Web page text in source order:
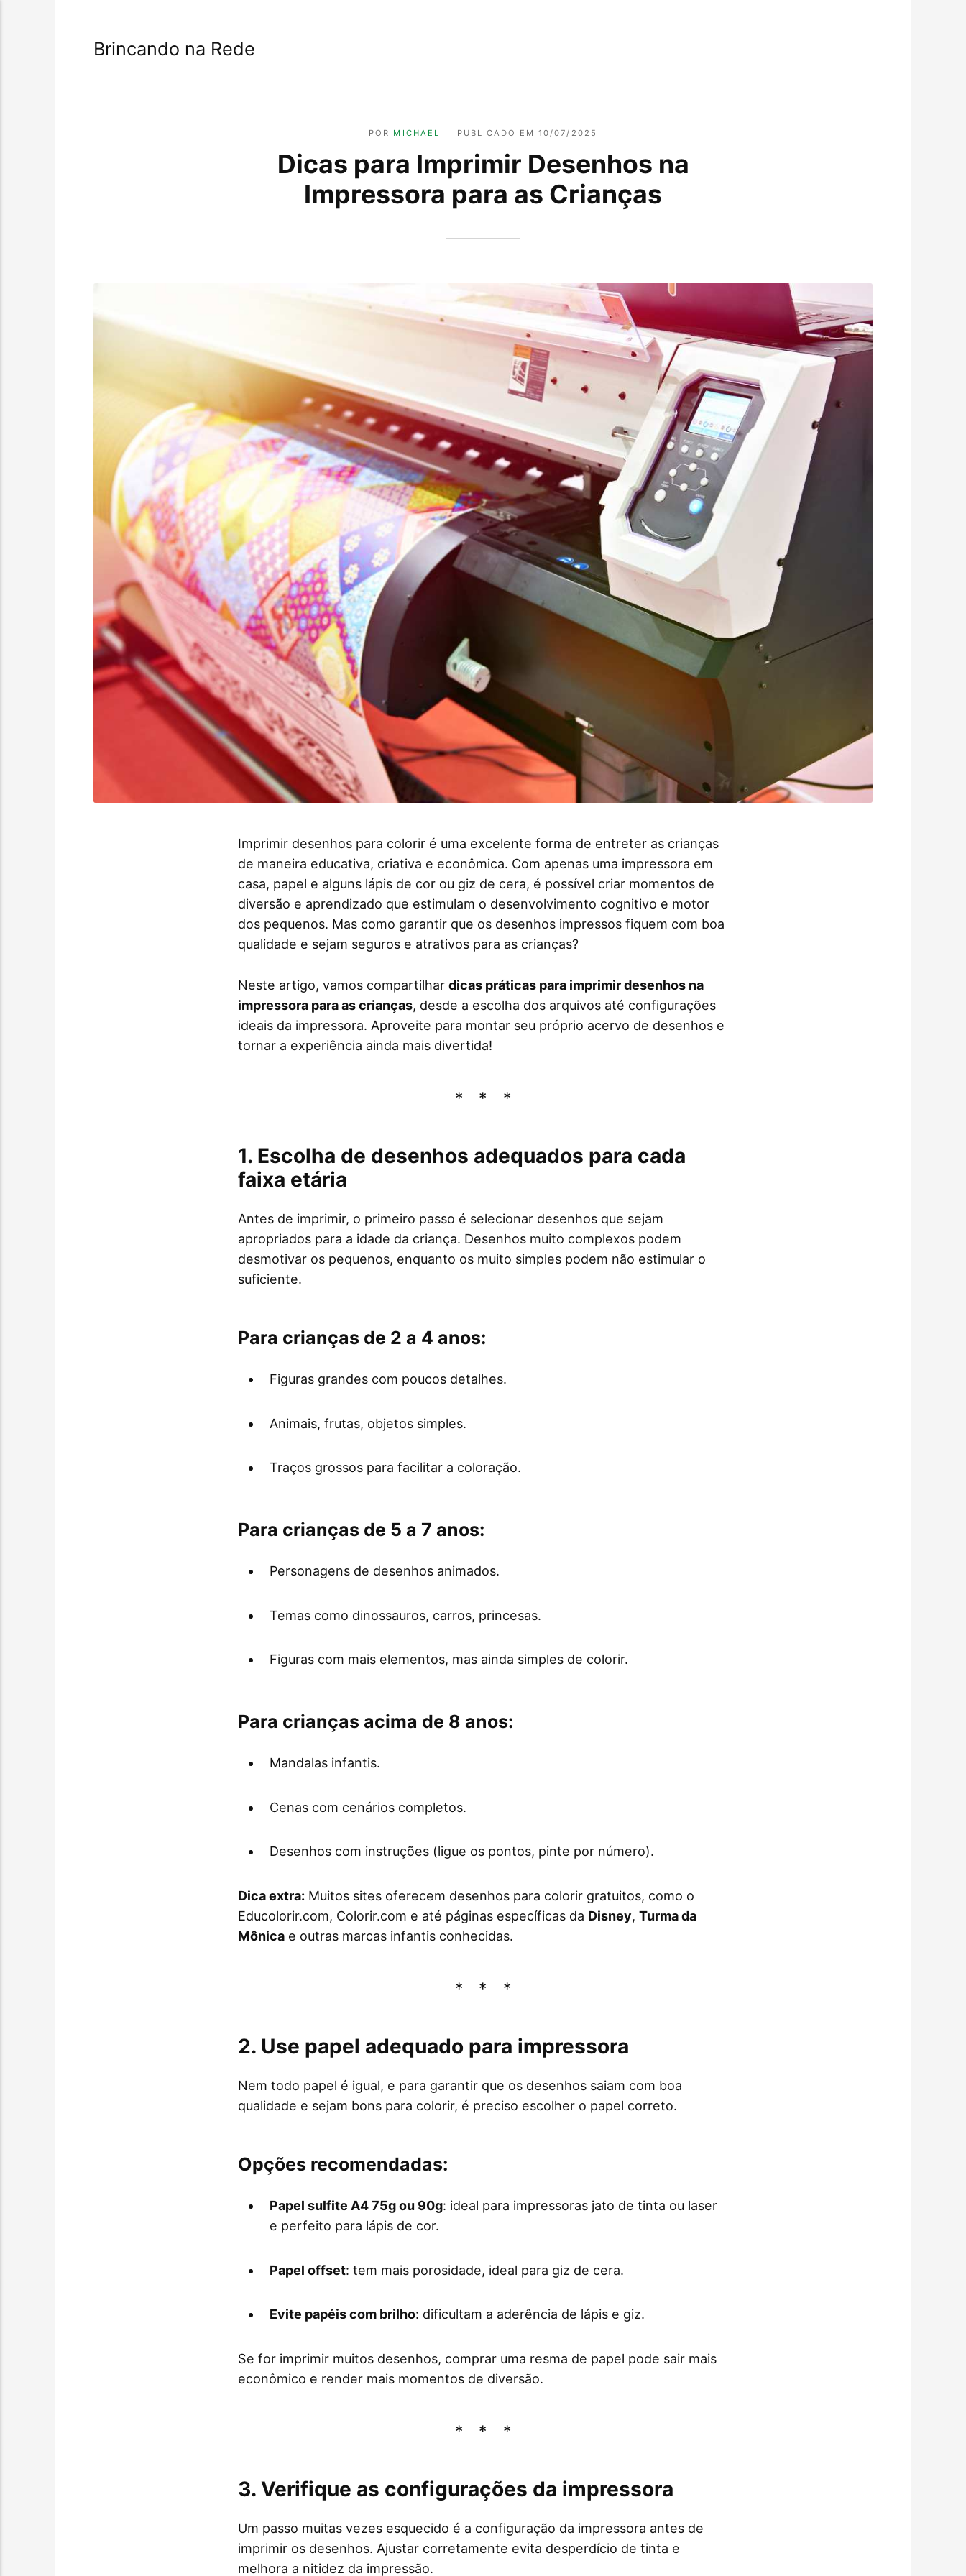
Brincando na Rede
POR MICHAEL PUBLICADO EM10/07/2025
Dicas para Imprimir Desenhos na
Impressora para as Crianças
Imprimir desenhos para colorir é uma excelente forma de entreter as crianças
de maneira educativa, criativa e econômica. Com apenas uma impressora em
casa, papel e alguns lápis de cor ou giz de cera, é possível criar momentos de
diversão e aprendizado que estimulam o desenvolvimento cognitivo e motor
dos pequenos. Mas como garantir que os desenhos impressos fiquem com boa
qualidade e sejam seguros e atrativos para as crianças?
Neste artigo, vamos compartilhar dicas práticas para imprimir desenhos na
impressora para as crianças, desde a escolha dos arquivos até configurações
ideais da impressora. Aproveite para montar seu próprio acervo de desenhos e
tornar a experiência ainda mais divertida!
1. Escolha de desenhos adequados para cada
faixa etária
Antes de imprimir, o primeiro passo é selecionar desenhos que sejam
apropriados para a idade da criança. Desenhos muito complexos podem
desmotivar os pequenos, enquanto os muito simples podem não estimular o
suficiente.
Para crianças de 2 a 4 anos:
Figuras grandes com poucos detalhes.
Animais, frutas, objetos simples.
Traços grossos para facilitar a coloração.
Para crianças de 5 a 7 anos:
Personagens de desenhos animados.
Temas como dinossauros, carros, princesas.
Figuras com mais elementos, mas ainda simples de colorir.
Para crianças acima de 8 anos:
Mandalas infantis.
Cenas com cenários completos.
Desenhos com instruções (ligue os pontos, pinte por número).
Dica extra: Muitos sites oferecem desenhos para colorir gratuitos, como o
Educolorir.com, Colorir.com e até páginas específicas da Disney, Turma da
Mônica e outras marcas infantis conhecidas.
2. Use papel adequado para impressora
Nem todo papel é igual, e para garantir que os desenhos saiam com boa
qualidade e sejam bons para colorir, é preciso escolher o papel correto.
Opções recomendadas:
Papel sulfite A4 75g ou 90g: ideal para impressoras jato de tinta ou laser
e perfeito para lápis de cor.
Papel offset: tem mais porosidade, ideal para giz de cera.
Evite papéis com brilho: dificultam a aderência de lápis e giz.
Se for imprimir muitos desenhos, comprar uma resma de papel pode sair mais
econômico e render mais momentos de diversão.
3. Verifique as configurações da impressora
Um passo muitas vezes esquecido é a configuração da impressora antes de
imprimir os desenhos. Ajustar corretamente evita desperdício de tinta e
melhora a nitidez da impressão.